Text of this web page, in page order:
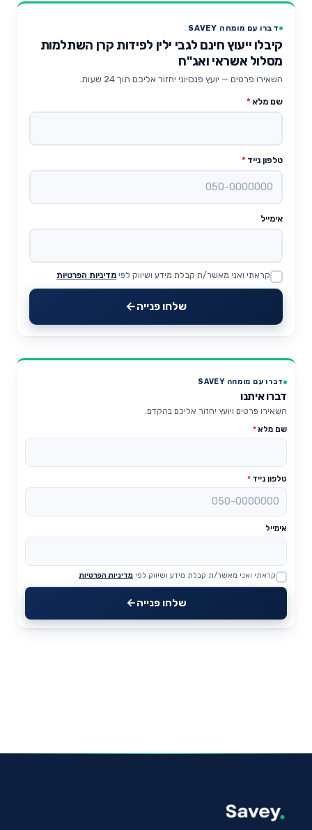
דברו עם מומחה SAVEY
קיבלו ייעוץ חינם לגבי ילין לפידות קרן השתלמות
מסלול אשראי ואג"ח
השאירו פרטים — יועץ פנסיוני יחזור אליכם תוך 24 שעות.
שם מלא *
טלפון נייד *
אימייל
Website
קראתי ואני מאשר/ת קבלת מידע ושיווק לפי מדיניות הפרטיות
שלחו פנייה
דברו עם מומחה SAVEY
דברו איתנו
השאירו פרטים ויועץ יחזור אליכם בהקדם.
שם מלא*
טלפון נייד *
אימייל
Website
קראתי ואני מאשר/ת קבלת מידע ושיווק לפי מדיניות הפרטיות
שלחו פנייה